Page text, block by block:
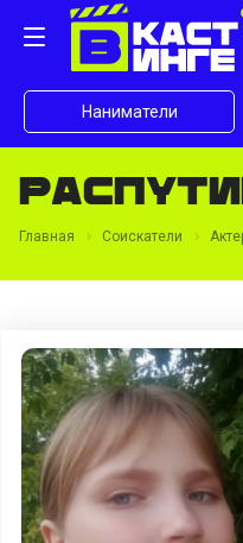
Наниматели
Главная Соискатели